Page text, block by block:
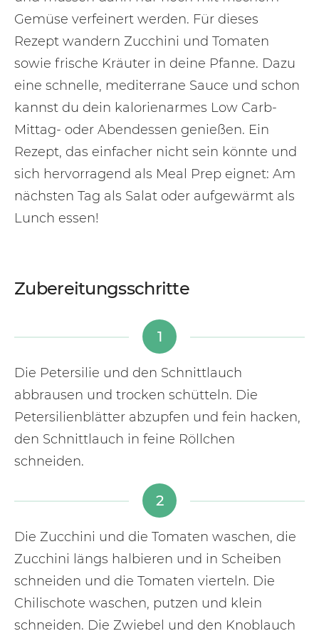
Gemüse verfeinert werden. Für dieses
Rezept wandern Zucchini und Tomaten
sowie frische Kräuter in deine Pfanne. Dazu
eine schnelle, mediterrane Sauce und schon
kannst du dein kalorienarmes Low Carb-
Mittag- oder Abendessen genießen. Ein
Rezept, das einfacher nicht sein könnte und
sich hervorragend als Meal Prep eignet: Am
nächsten Tag als Salat oder aufgewärmt als
Lunch essen!
Zubereitungsschritte
1
Die Petersilie und den Schnittlauch
abbrausen und trocken schütteln. Die
Petersilienblätter abzupfen und fein hacken,
den Schnittlauch in feine Röllchen
schneiden.
2
Die Zucchini und die Tomaten waschen, die
Zucchini längs halbieren und in Scheiben
schneiden und die Tomaten vierteln. Die
Chilischote waschen, putzen und klein
schneiden. Die Zwiebel und den Knoblauch